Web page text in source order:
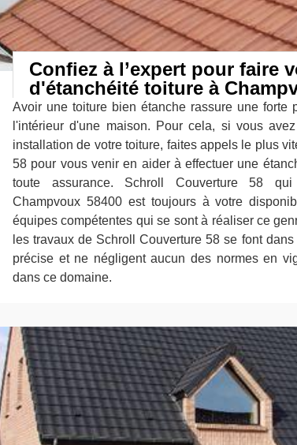
Confiez à l’expert pour faire
d'étanchéité toiture à
Avoir une toiture bien étanche rassure une forte
l'intérieur d'une maison. Pour cela, si vous
installation de votre toiture, faites appels le plus
58 pour vous venir en aider à effectuer une
toute assurance. Schroll Couverture 58
Champvoux 58400 est toujours à votre
équipes compétentes qui se sont à réaliser ce
les travaux de Schroll Couverture 58 se font
précise et ne négligent aucun des normes en
dans ce domaine.